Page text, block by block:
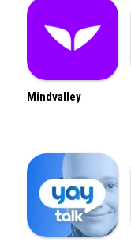
Mindvalley